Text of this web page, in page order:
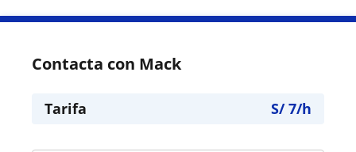
Contacta con Mack
Tarifa S/7/h